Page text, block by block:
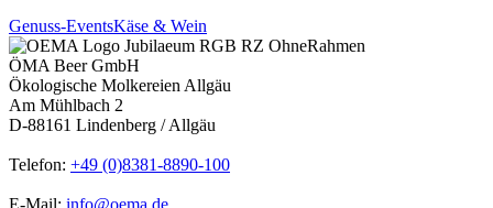
Genuss-EventsKäse & Wein
ÖMA Beer GmbH
Ökologische Molkereien Allgäu
Am Mühlbach 2
D-88161 Lindenberg / Allgäu
Telefon: +49 (0)8381-8890-100